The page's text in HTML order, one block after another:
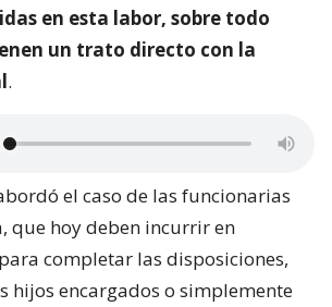
en esta labor, sobre todo
un trato directo con la
.
el caso de las funcionarias
que hoy deben incurrir en
completar las disposiciones,
hijos encargados o simplemente